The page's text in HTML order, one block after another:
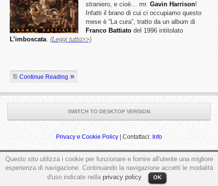
straniero, e cioè… mr. Gavin Harrison!
Infatti il brano di cui ci occupiamo questo
mese è “La cura”, tratto da un album di
Franco Battiato del 1996 intitolato
L’imboscata. (Leggi tutto>>)
Continue Reading
SWITCH TO DESKTOP VERSION
Privacy e Cookie Policy | Contattaci: Info
Questo sito utilizza i cookie per funzionare e fornire all'utente una migliore
esperienza di navigazione. Continuando la navigazione accetti le modalità
d'uso indicate nella privacy policy OK
ga('send', 'pageview');